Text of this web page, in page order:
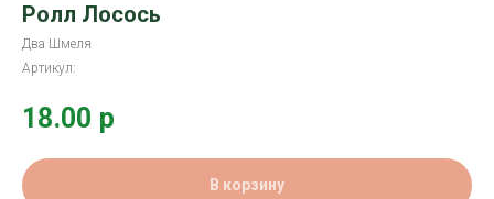
Ролл Лосось
Два Шмеля
Артикул:
18.00 р
В корзину